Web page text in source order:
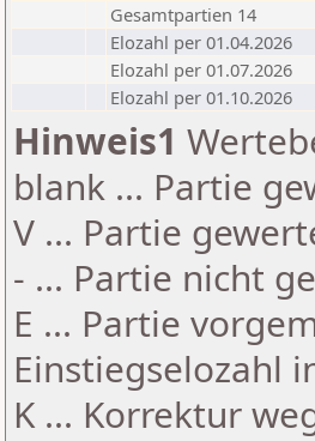
Gesamtpartien 14
Elozahl per 01.04.2026
Elozahl per 01.07.2026
Elozahl per 01.10.2026
Hinweis1
blank ... Partie
V ... Partie
- ... Partie nicht
E ... Partie
Einstiegselozahl
K ... Korrektur